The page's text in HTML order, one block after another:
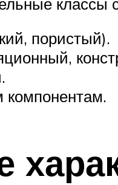
пористый).